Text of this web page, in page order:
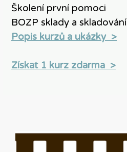
Školení první pomoci
BOZP sklady a skladování
Popis kurzů a ukázky >
Získat 1 kurz zdarma >